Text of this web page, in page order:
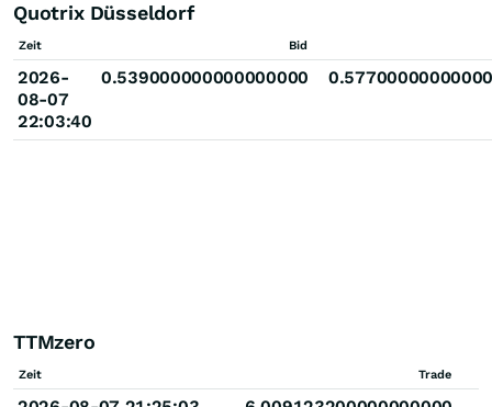
Quotrix Düsseldorf
Zeit Bid
2026-
08-07
22:03:40
0.539000000000000000
TTMzero
Zeit Trade